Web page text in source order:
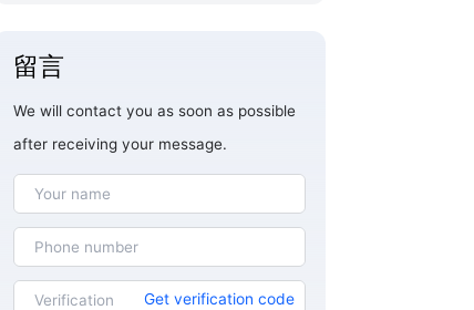
留言
We will contact you as soon as possible
after receiving your message.
Get verification code